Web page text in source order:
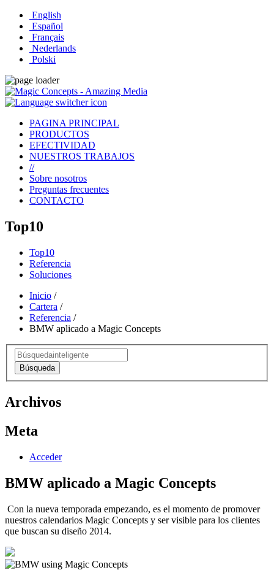
English
Español
Français
Nederlands
Polski
PAGINA PRINCIPAL
PRODUCTOS
EFECTIVIDAD
NUESTROS TRABAJOS
//
Sobre nosotros
Preguntas frecuentes
CONTACTO
Top10
Top10
Referencia
Soluciones
Inicio /
Cartera /
Referencia /
BMW aplicado a Magic Concepts
Búsqueda
Archivos
Meta
Acceder
BMW aplicado a Magic Concepts
Con la nueva temporada empezando, es el momento de promover
nuestros calendarios Magic Concepts y ser visible para los clientes
que buscan su diseño 2014.